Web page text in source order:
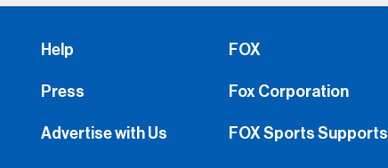
Help
Press
Advertise with Us
FOX
Fox Corporation
FOX Sports Supports